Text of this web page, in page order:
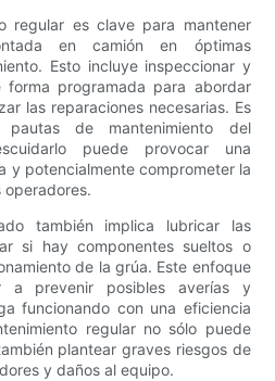
regular es clave para mantener
en camión en óptimas
Esto incluye inspeccionar y
programada para abordar
las reparaciones necesarias. Es
pautas de mantenimiento del
puede provocar una
y potencialmente comprometer la
operadores.
también implica lubricar las
si hay componentes sueltos o
de la grúa. Este enfoque
a prevenir posibles averías y
funcionando con una eficiencia
regular no sólo puede
plantear graves riesgos de
y daños al equipo.